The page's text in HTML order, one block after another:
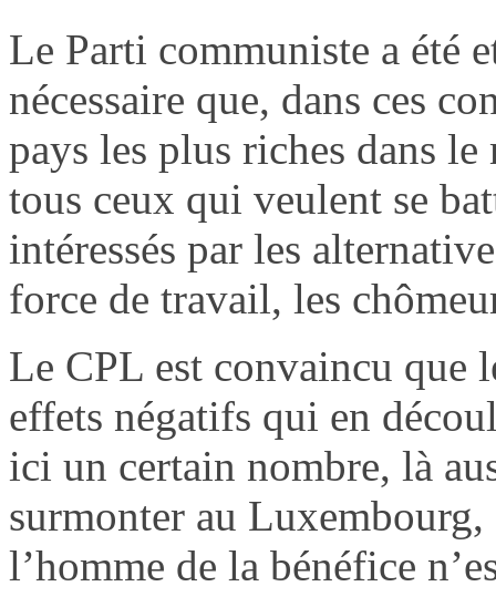
Le Parti communiste a été
nécessaire que, dans ces
pays les plus riches dans le
tous ceux qui veulent se
intéressés par les
force de travail, les
Le CPL est convaincu que
effets négatifs qui en
ici un certain nombre, là
surmonter au
l’homme de la bénéfice